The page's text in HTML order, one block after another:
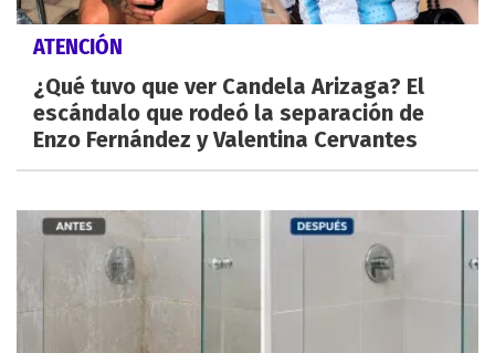
ATENCIÓN
¿Qué tuvo que ver Candela Arizaga? El
escándalo que rodeó la separación de
Enzo Fernández y Valentina Cervantes